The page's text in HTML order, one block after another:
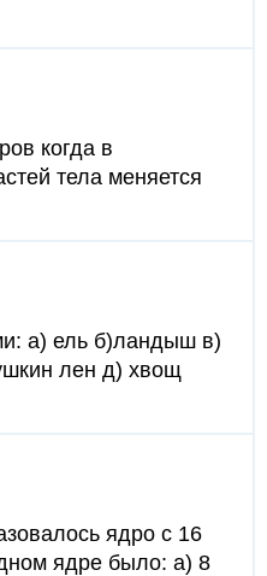
когда в
тела меняется
а) ель б)ландыш в)
лен д) хвощ
ядро с 16
ядре было: а) 8